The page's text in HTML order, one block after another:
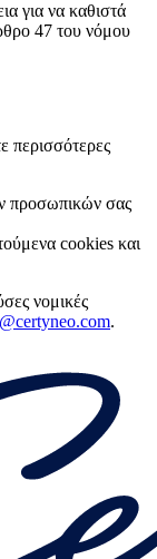
για να καθιστά
47 του νόμου
περισσότερες
προσωπικών σας
cookies και
νομικές
.